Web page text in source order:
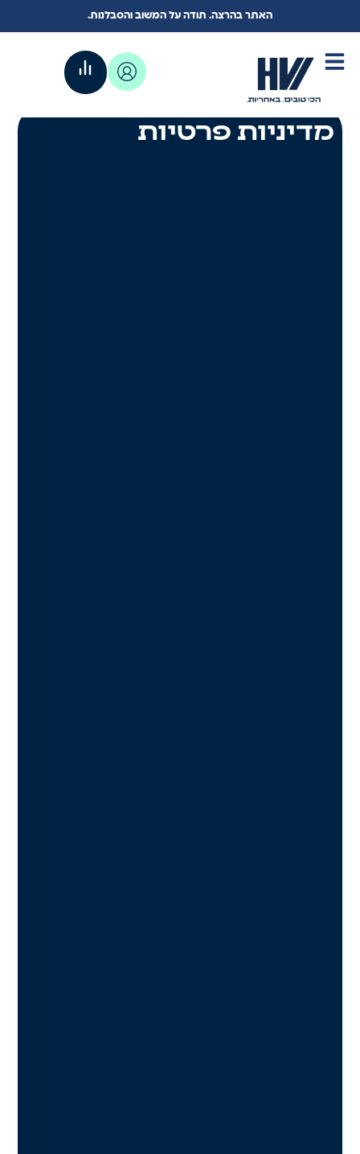
האתר בהרצה. תודה על המשוב והסבלנות.
מדיניות פרטיות